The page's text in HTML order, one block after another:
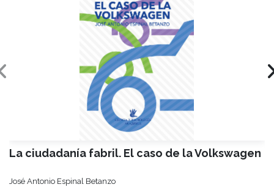
La ciudadanía fabril. El caso de la Volkswagen
José Antonio Espinal Betanzo